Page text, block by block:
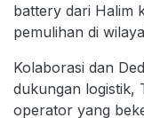
battery dari Halim
pemulihan di
Kolaborasi dan
dukungan logistik,
operator yang